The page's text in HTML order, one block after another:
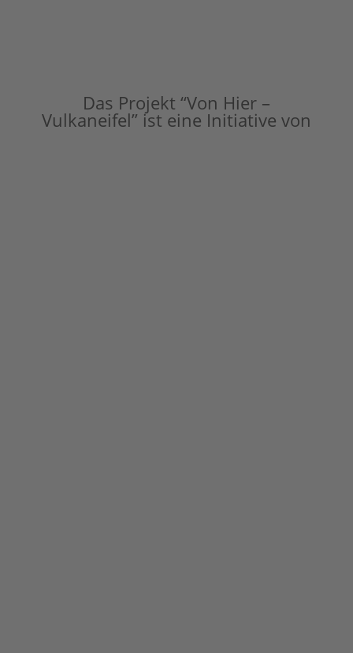
Das Projekt “Von Hier –
Vulkaneifel” ist eine Initiative von